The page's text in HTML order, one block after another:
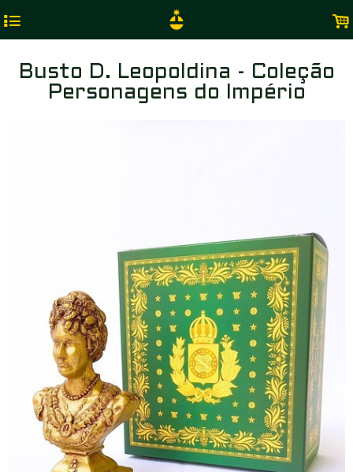
4 .
Busto D. Leopoldina - Coleção
Personagens do Império